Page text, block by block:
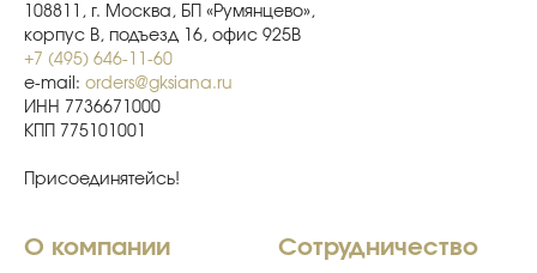
108811, г. Москва, БП «Румянцево»,
корпус В, подъезд 16, офис 925В
+7 (495) 646-11-60
e-mail: orders@gksiana.ru
ИНН 7736671000
КПП 775101001
Присоединятейсь!
О компании Сотрудничество